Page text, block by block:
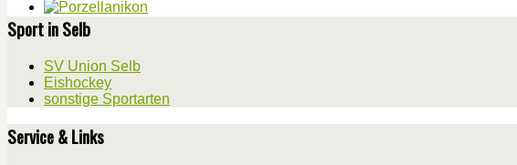
Sport in Selb
SV Union Selb
Eishockey
sonstige Sportarten
Service & Links